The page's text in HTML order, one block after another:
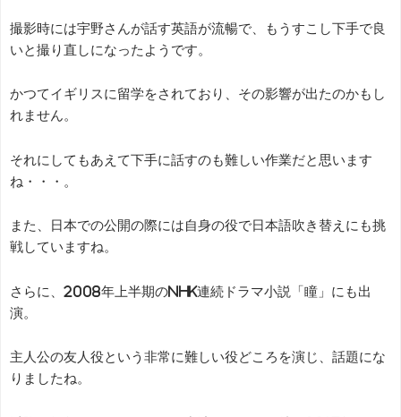
撮影時には宇野さんが話す英語が流暢で、もうすこし下手で良
いと撮り直しになったようです。
かつてイギリスに留学をされており、その影響が出たのかもし
れません。
それにしてもあえて下手に話すのも難しい作業だと思います
ね・・・。
また、日本での公開の際には自身の役で日本語吹き替えにも挑
戦していますね。
さらに、2008年上半期のNHK連続ドラマ小説「瞳」にも出
演。
主人公の友人役という非常に難しい役どころを演じ、話題にな
りましたね。